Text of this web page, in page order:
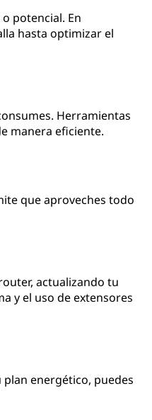
potencial. En
hasta optimizar el
Herramientas
manera eficiente.
que aproveches todo
actualizando tu
y el uso de extensores
energético, puedes